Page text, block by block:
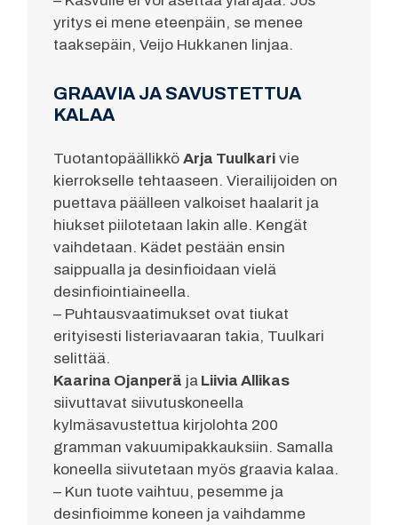
yritys ei mene eteenpäin, se menee
taaksepäin, Veijo Hukkanen linjaa.
GRAAVIA JA SAVUSTETTUA
KALAA
Tuotantopäällikkö Arja Tuulkari vie
kierrokselle tehtaaseen. Vierailijoiden on
puettava päälleen valkoiset haalarit ja
hiukset piilotetaan lakin alle. Kengät
vaihdetaan. Kädet pestään ensin
saippualla ja desinfioidaan vielä
desinfiointiaineella.
– Puhtausvaatimukset ovat tiukat
erityisesti listeriavaaran takia, Tuulkari
selittää.
Kaarina Ojanperä ja Liivia Allikas
siivuttavat siivutuskoneella
kylmäsavustettua kirjolohta 200
gramman vakuumipakkauksiin. Samalla
koneella siivutetaan myös graavia kalaa.
– Kun tuote vaihtuu, pesemme ja
desinfioimme koneen ja vaihdamme